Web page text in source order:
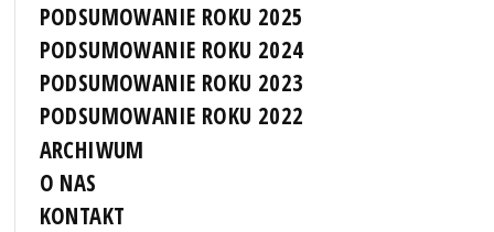
PODSUMOWANIE ROKU 2025
PODSUMOWANIE ROKU 2024
PODSUMOWANIE ROKU 2023
PODSUMOWANIE ROKU 2022
ARCHIWUM
O NAS
KONTAKT